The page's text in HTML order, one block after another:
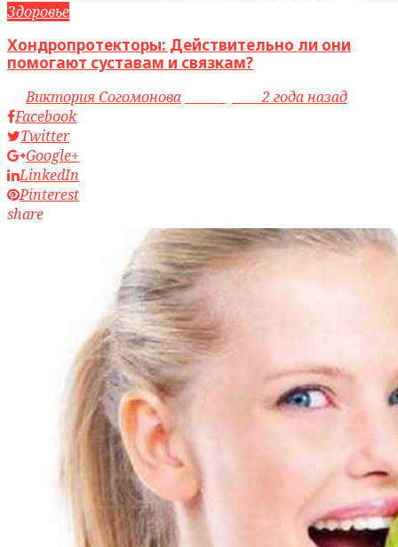
Здоровье
Хондропротекторы: Действительно ли они
помогают суставам и связкам?
byВиктория Согомонова access_time2 года назад
Facebook
Twitter
Google+
LinkedIn
Pinterest
share